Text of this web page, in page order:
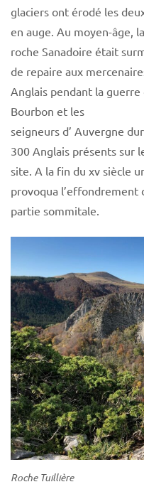
glaciers ont érodé les
en auge. Au moyen-âge, la
roche Sanadoire était
de repaire aux
Anglais pendant la guerre
Bourbon et les
seigneurs d’ Auvergne
300 Anglais présents sur
site. A la fin du xv siècle
provoqua l’effondrement
partie sommitale.
Roche Tuillière